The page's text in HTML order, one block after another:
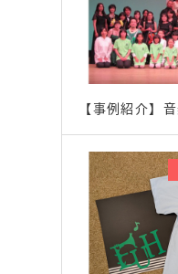
【事例紹介】